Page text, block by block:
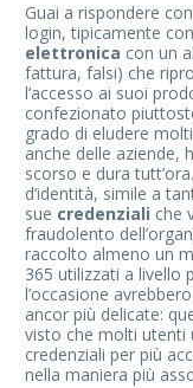
Guai a rispondere
login, tipicamente
elettronica con un
fattura, falsi) che
l’accesso ai suoi
confezionato
grado di eludere
anche delle aziende,
scorso e dura
d’identità, simile a
sue credenziali che
fraudolento
raccolto almeno un
365 utilizzati a livello
l’occasione
ancor più delicate:
visto che molti utenti
credenziali per più
nella maniera più